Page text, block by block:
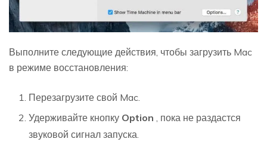
Выполните следующие действия, чтобы загрузить Mac
в режиме восстановления:
Перезагрузите свой Mac.
Удерживайте кнопку Option , пока не раздастся
звуковой сигнал запуска.